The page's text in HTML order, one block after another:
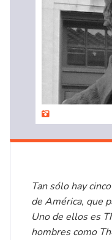
Tan sólo hay
de América, que
Uno de ellos es
hombres como